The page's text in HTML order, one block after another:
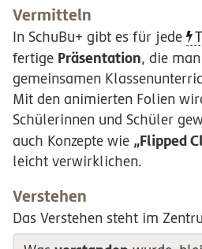
Vermitteln
In SchuBu+ gibt es für jede
fertige Präsentation, die
gemeinsamen
Mit den animierten Folien
Schülerinnen und Schüler
auch Konzepte wie „Flipped
leicht verwirklichen.
Verstehen
Das Verstehen steht im